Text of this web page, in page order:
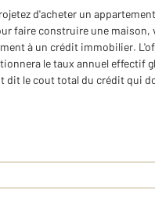
d'acheter un
faire construire une maison,
à un crédit immobilier.
le taux annuel effectif
dit le cout total du crédit qui